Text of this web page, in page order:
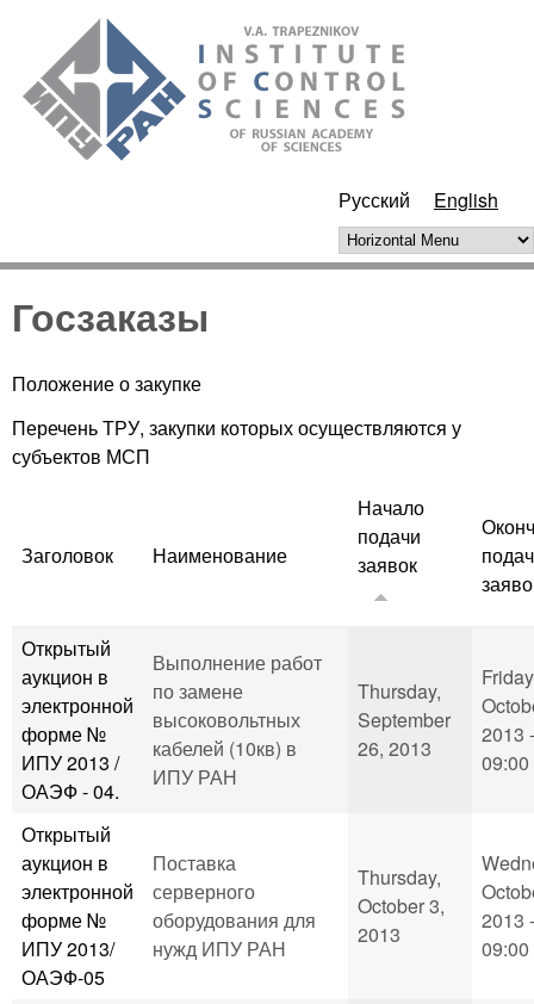
ИПУ
РАН
Русский English
Horizontal Menu
Госзаказы
Положение о закупке
Перечень ТРУ, закупки которых осуществляются у
субъектов МСП
Заголовок Наименование
Начало
подачи
заявок
Открытый
аукцион в
электронной
форме №
ИПУ 2013 /
ОАЭФ - 04.
Выполнение работ
по замене
высоковольтных
кабелей (10кв) в
ИПУ РАН
Thursday,
September
26, 2013
2013 -
09:00
Открытый
аукцион в
электронной
форме №
ИПУ 2013/
ОАЭФ-05
Поставка
серверного
оборудования для
нужд ИПУ РАН
Thursday,
October 3,
2013
2013 -
09:00